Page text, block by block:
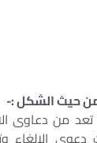
حيث الشكل :-
تعد من دعاوى
دعوي الإلغاء